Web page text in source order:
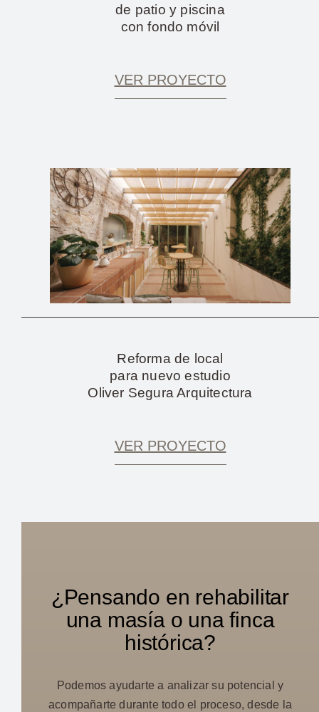
de patio y piscina
con fondo móvil
VER PROYECTO
Reforma de local
para nuevo estudio
Oliver Segura Arquitectura
VER PROYECTO
¿Pensando en rehabilitar
una masía o una finca
histórica?
Podemos ayudarte a analizar su potencial y
acompañarte durante todo el proceso, desde la